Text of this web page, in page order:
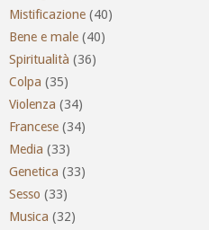
Mistificazione (40)
Bene e male (40)
Spiritualità (36)
Colpa (35)
Violenza (34)
Francese (34)
Media (33)
Genetica (33)
Sesso (33)
Musica (32)